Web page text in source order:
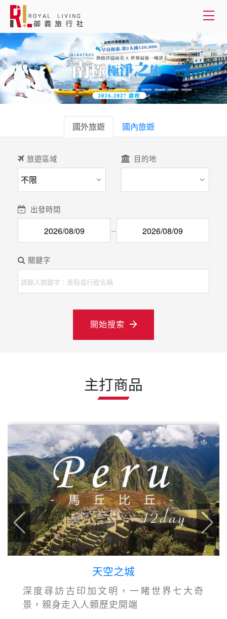
會員登入
國外旅遊
國內旅遊
客製服務
旅遊資訊
關於御義
國外旅遊 國內旅遊
旅遊區域 目的地
出發時間
關鍵字
開始搜索
主打商品
天空之城
深度尋訪古印加文明，一睹世界七大奇
景，親身走入人類歷史開端